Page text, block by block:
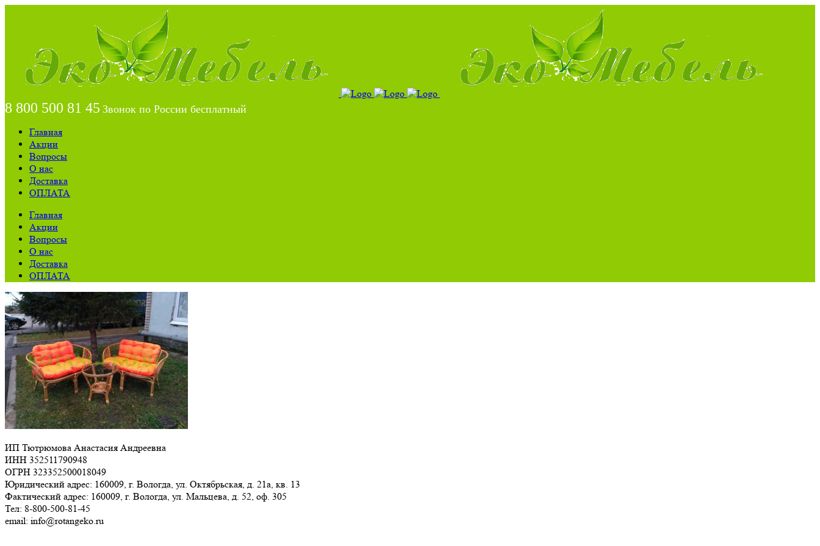
8 800 500 81 45 Звонок по России бесплатный
Главная
Акции
Вопросы
О нас
Доставка
ОПЛАТА
Главная
Акции
Вопросы
О нас
Доставка
ОПЛАТА
ИП Тютрюмова Анастасия Андреевна
ИНН 352511790948
ОГРН 323352500018049
Юридический адрес: 160009, г. Вологда, ул. Октябрьская, д. 21а, кв. 13
Фактический адрес: 160009, г. Вологда, ул. Мальцева, д. 52, оф. 305
Тел: 8-800-500-81-45
email: info@rotangeko.ru